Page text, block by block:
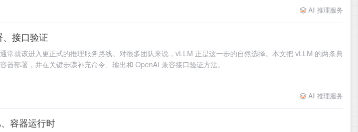
AI 推理服务
接口验证
常就该进入更正式的推理服务路线。对很多团队来说，vLLM 正是这一步的自然选择。本文把 vLLM 的两条典
部署，并在关键步骤补充命令、输出和 OpenAI 兼容接口验证方法。
AI 推理服务
容器运行时